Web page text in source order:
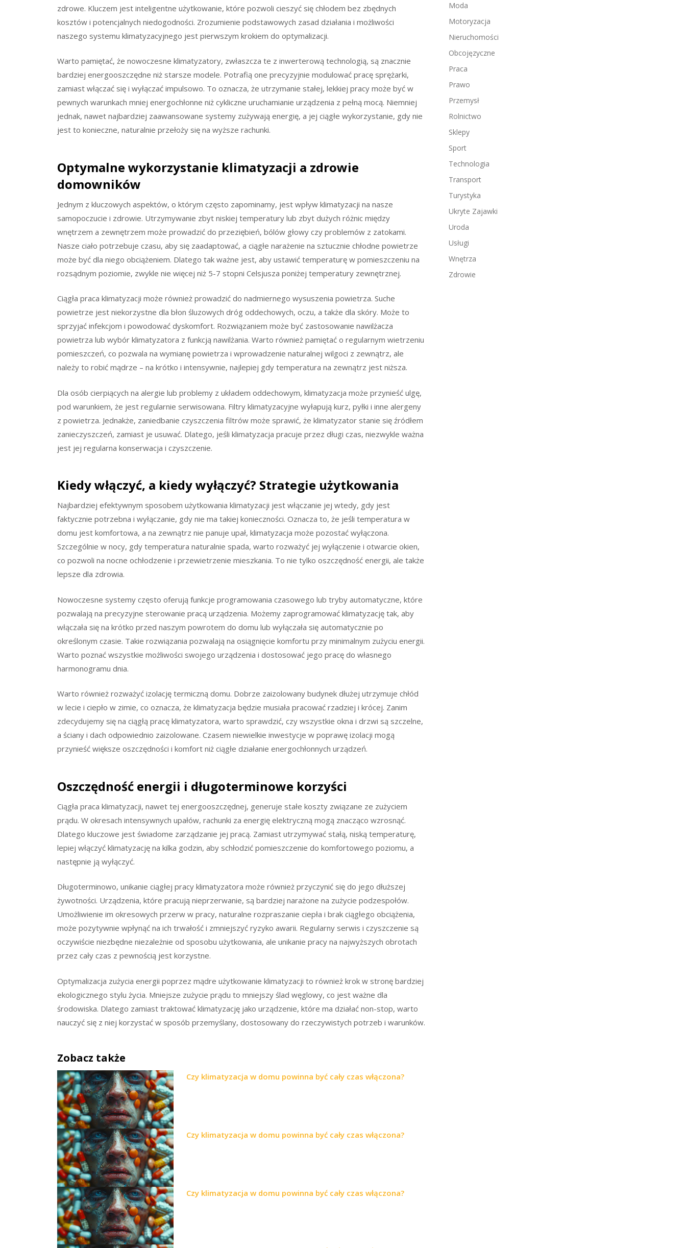
zdrowe. Kluczem jest inteligentne użytkowanie, które pozwoli cieszyć się chłodem bez zbędnych
kosztów i potencjalnych niedogodności. Zrozumienie podstawowych zasad działania i możliwości
naszego systemu klimatyzacyjnego jest pierwszym krokiem do optymalizacji.
Warto pamiętać, że nowoczesne klimatyzatory, zwłaszcza te z inwerterową technologią, są znacznie
bardziej energooszczędne niż starsze modele. Potrafią one precyzyjnie modulować pracę sprężarki,
zamiast włączać się i wyłączać impulsowo. To oznacza, że utrzymanie stałej, lekkiej pracy może być w
pewnych warunkach mniej energochłonne niż cykliczne uruchamianie urządzenia z pełną mocą. Niemniej
jednak, nawet najbardziej zaawansowane systemy zużywają energię, a jej ciągłe wykorzystanie, gdy nie
jest to konieczne, naturalnie przełoży się na wyższe rachunki.
Optymalne wykorzystanie klimatyzacji a zdrowie
domowników
Jednym z kluczowych aspektów, o którym często zapominamy, jest wpływ klimatyzacji na nasze
samopoczucie i zdrowie. Utrzymywanie zbyt niskiej temperatury lub zbyt dużych różnic między
wnętrzem a zewnętrzem może prowadzić do przeziębień, bólów głowy czy problemów z zatokami.
Nasze ciało potrzebuje czasu, aby się zaadaptować, a ciągłe narażenie na sztucznie chłodne powietrze
może być dla niego obciążeniem. Dlatego tak ważne jest, aby ustawić temperaturę w pomieszczeniu na
rozsądnym poziomie, zwykle nie więcej niż 5-7 stopni Celsjusza poniżej temperatury zewnętrznej.
Ciągła praca klimatyzacji może również prowadzić do nadmiernego wysuszenia powietrza. Suche
powietrze jest niekorzystne dla błon śluzowych dróg oddechowych, oczu, a także dla skóry. Może to
sprzyjać infekcjom i powodować dyskomfort. Rozwiązaniem może być zastosowanie nawilżacza
powietrza lub wybór klimatyzatora z funkcją nawilżania. Warto również pamiętać o regularnym wietrzeniu
pomieszczeń, co pozwala na wymianę powietrza i wprowadzenie naturalnej wilgoci z zewnątrz, ale
należy to robić mądrze – na krótko i intensywnie, najlepiej gdy temperatura na zewnątrz jest niższa.
Dla osób cierpiących na alergie lub problemy z układem oddechowym, klimatyzacja może przynieść ulgę,
pod warunkiem, że jest regularnie serwisowana. Filtry klimatyzacyjne wyłapują kurz, pyłki i inne alergeny
z powietrza. Jednakże, zaniedbanie czyszczenia filtrów może sprawić, że klimatyzator stanie się źródłem
zanieczyszczeń, zamiast je usuwać. Dlatego, jeśli klimatyzacja pracuje przez długi czas, niezwykle ważna
jest jej regularna konserwacja i czyszczenie.
Kiedy włączyć, a kiedy wyłączyć? Strategie użytkowania
Najbardziej efektywnym sposobem użytkowania klimatyzacji jest włączanie jej wtedy, gdy jest
faktycznie potrzebna i wyłączanie, gdy nie ma takiej konieczności. Oznacza to, że jeśli temperatura w
domu jest komfortowa, a na zewnątrz nie panuje upał, klimatyzacja może pozostać wyłączona.
Szczególnie w nocy, gdy temperatura naturalnie spada, warto rozważyć jej wyłączenie i otwarcie okien,
co pozwoli na nocne ochłodzenie i przewietrzenie mieszkania. To nie tylko oszczędność energii, ale także
lepsze dla zdrowia.
Nowoczesne systemy często oferują funkcje programowania czasowego lub tryby automatyczne, które
pozwalają na precyzyjne sterowanie pracą urządzenia. Możemy zaprogramować klimatyzację tak, aby
włączała się na krótko przed naszym powrotem do domu lub wyłączała się automatycznie po
określonym czasie. Takie rozwiązania pozwalają na osiągnięcie komfortu przy minimalnym zużyciu energii.
Warto poznać wszystkie możliwości swojego urządzenia i dostosować jego pracę do własnego
harmonogramu dnia.
Warto również rozważyć izolację termiczną domu. Dobrze zaizolowany budynek dłużej utrzymuje chłód
w lecie i ciepło w zimie, co oznacza, że klimatyzacja będzie musiała pracować rzadziej i krócej. Zanim
zdecydujemy się na ciągłą pracę klimatyzatora, warto sprawdzić, czy wszystkie okna i drzwi są szczelne,
a ściany i dach odpowiednio zaizolowane. Czasem niewielkie inwestycje w poprawę izolacji mogą
przynieść większe oszczędności i komfort niż ciągłe działanie energochłonnych urządzeń.
Oszczędność energii i długoterminowe korzyści
Ciągła praca klimatyzacji, nawet tej energooszczędnej, generuje stałe koszty związane ze zużyciem
prądu. W okresach intensywnych upałów, rachunki za energię elektryczną mogą znacząco wzrosnąć.
Dlatego kluczowe jest świadome zarządzanie jej pracą. Zamiast utrzymywać stałą, niską temperaturę,
lepiej włączyć klimatyzację na kilka godzin, aby schłodzić pomieszczenie do komfortowego poziomu, a
następnie ją wyłączyć.
Długoterminowo, unikanie ciągłej pracy klimatyzatora może również przyczynić się do jego dłuższej
żywotności. Urządzenia, które pracują nieprzerwanie, są bardziej narażone na zużycie podzespołów.
Umożliwienie im okresowych przerw w pracy, naturalne rozpraszanie ciepła i brak ciągłego obciążenia,
może pozytywnie wpłynąć na ich trwałość i zmniejszyć ryzyko awarii. Regularny serwis i czyszczenie są
oczywiście niezbędne niezależnie od sposobu użytkowania, ale unikanie pracy na najwyższych obrotach
przez cały czas z pewnością jest korzystne.
Optymalizacja zużycia energii poprzez mądre użytkowanie klimatyzacji to również krok w stronę bardziej
ekologicznego stylu życia. Mniejsze zużycie prądu to mniejszy ślad węglowy, co jest ważne dla
środowiska. Dlatego zamiast traktować klimatyzację jako urządzenie, które ma działać non-stop, warto
nauczyć się z niej korzystać w sposób przemyślany, dostosowany do rzeczywistych potrzeb i warunków.
Zobacz także
Czy klimatyzacja w domu powinna być cały czas włączona?
Czy klimatyzacja w domu powinna być cały czas włączona?
Czy klimatyzacja w domu powinna być cały czas włączona?
Moda
Motoryzacja
Nieruchomości
Obcojęzyczne
Praca
Prawo
Przemysł
Rolnictwo
Sklepy
Sport
Technologia
Transport
Turystyka
Ukryte Zajawki
Uroda
Usługi
Wnętrza
Zdrowie